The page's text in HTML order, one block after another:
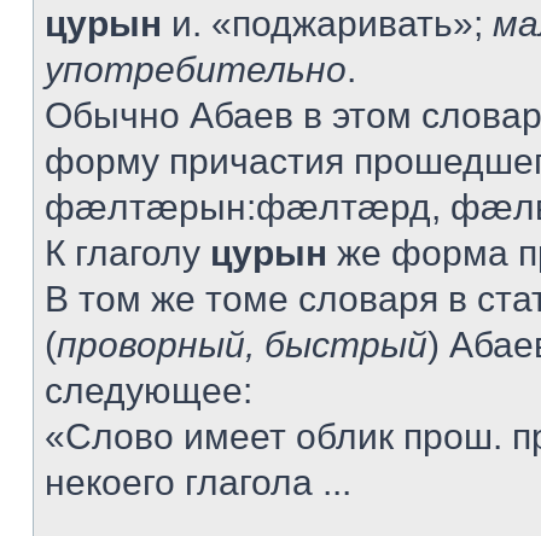
цурын и. «поджаривать»;
употребительно.
Обычно Абаев в этом
форму причастия
фæлтæрын:фæлтæрд,
К глаголу цурын же форма
В том же томе словаря в
(проворный, быстрый)
следующее:
«Слово имеет облик прош.
некоего глагола ...